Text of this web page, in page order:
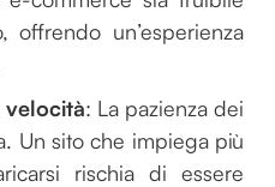
offrendo un’esperienza
velocità: La pazienza dei
Un sito che impiega più
rischia di essere